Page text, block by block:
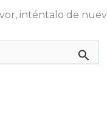
inténtalo de